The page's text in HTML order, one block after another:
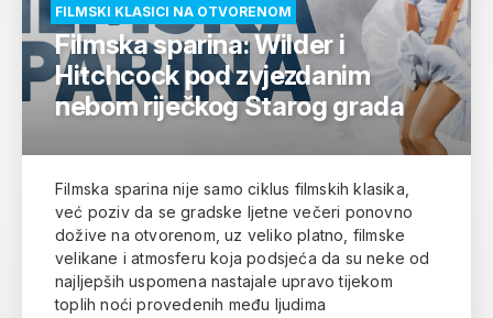
FILMSKI KLASICI NA OTVORENOM
Filmska sparina: Wilder i
Hitchcock pod zvjezdanim
nebom riječkog Starog grada
Filmska sparina nije samo ciklus filmskih klasika,
već poziv da se gradske ljetne večeri ponovno
dožive na otvorenom, uz veliko platno, filmske
velikane i atmosferu koja podsjeća da su neke od
najljepših uspomena nastajale upravo tijekom
toplih noći provedenih među ljudima